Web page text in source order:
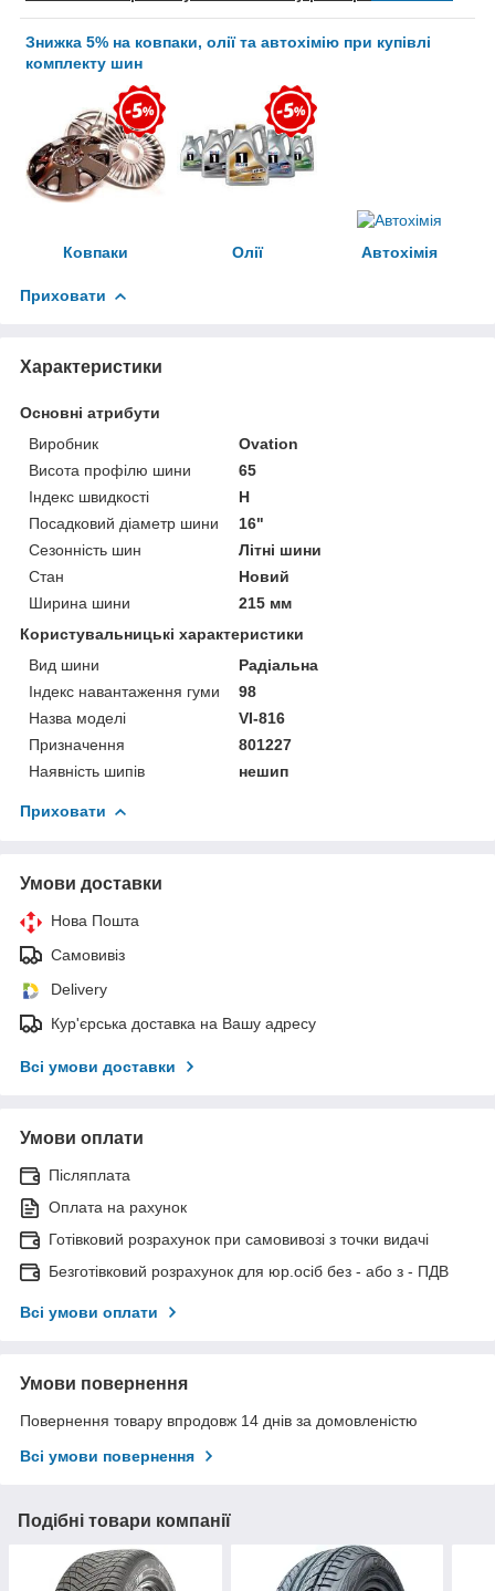
Знижка 5% на ковпаки, олії та автохімію при купівлі
комплекту шин
Ковпаки Олії Автохімія
Приховати
Характеристики
Основні атрибути
Виробник
Ovation
Висота профілю шини
65
Індекс швидкості
H
Посадковий діаметр шини
16"
Сезонність шин
Літні шини
Стан
Новий
Ширина шини
215 мм
Користувальницькі характеристики
Вид шини
Радіальна
Індекс навантаження гуми
98
Назва моделі
VI-816
Призначення
801227
Наявність шипів
нешип
Приховати
Умови доставки
Нова Пошта
Самовивіз
Delivery
Кур'єрська доставка на Вашу адресу
Всі умови доставки
Умови оплати
Післяплата
Оплата на рахунок
Готівковий розрахунок при самовивозі з точки видачі
Безготівковий розрахунок для юр.осіб без - або з - ПДВ
Всі умови оплати
Умови повернення
Повернення товару впродовж 14 днів за домовленістю
Всі умови повернення
Подібні товари компанії